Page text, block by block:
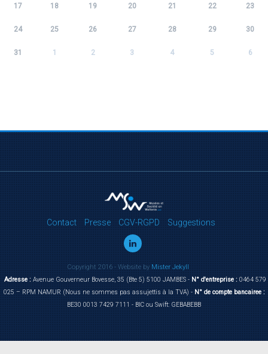
17 18 19 20 21 22 23
24 25 26 27 28 29 30
31 1 2 3 4 5 6
Contact Presse CGV-RGPD Suggestions
Copyright 2016 - Website byMister Jekyll
Adresse :Avenue Gouverneur Bovesse, 35 (Bte 5) 5100 JAMBES -N° d'entreprise :0464 579
025 – RPM NAMUR (Nous ne sommes pas assujettis à la TVA) -N° de compte bancairee :
BE30 0013 7429 7111 - BIC ou Swift: GEBABEBB